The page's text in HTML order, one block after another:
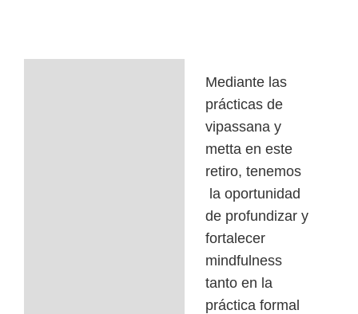
Mediante las
prácticas de
vipassana y
metta en este
retiro, tenemos
la oportunidad
de profundizar y
fortalecer
mindfulness
tanto en la
práctica formal